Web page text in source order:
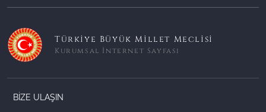
Türkiye Büyük Millet Meclisi
Kurumsal İnternet Sayfası
BİZE ULAŞIN